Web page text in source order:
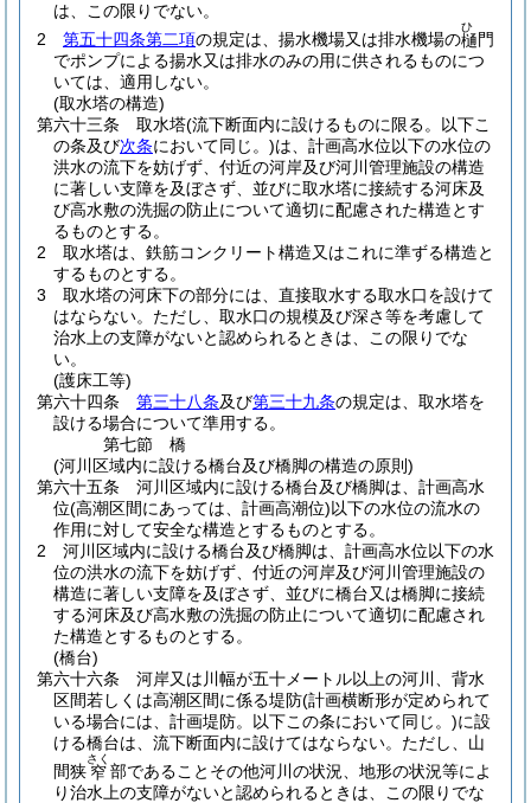
は、この限りでない。
2
第五十四条第二項の規定は、揚水機場又は排水機場の樋
ひ
門
でポンプによる揚水又は排水のみの用に供されるものにつ
いては、適用しない。
(取水塔の構造)
第六十三条
取水塔(流下断面内に設けるものに限る。以下こ
の条及び次条において同じ。)は、計画高水位以下の水位の
洪水の流下を妨げず、付近の河岸及び河川管理施設の構造
に著しい支障を及ぼさず、並びに取水塔に接続する河床及
び高水敷の洗掘の防止について適切に配慮された構造とす
るものとする。
2
取水塔は、鉄筋コンクリート構造又はこれに準ずる構造と
するものとする。
3
取水塔の河床下の部分には、直接取水する取水口を設けて
はならない。 ただし、取水口の規模及び深さ等を考慮して
治水上の支障がないと認められるときは、この限りでな
い。
(護床工等)
第六十四条
第三十八条及び第三十九条の規定は、取水塔を
設ける場合について準用する。
第七節
橋
(河川区域内に設ける橋台及び橋脚の構造の原則)
第六十五条
河川区域内に設ける橋台及び橋脚は、計画高水
位(高潮区間にあっては、計画高潮位)以下の水位の流水の
作用に対して安全な構造とするものとする。
2
河川区域内に設ける橋台及び橋脚は、計画高水位以下の水
位の洪水の流下を妨げず、付近の河岸及び河川管理施設の
構造に著しい支障を及ぼさず、並びに橋台又は橋脚に接続
する河床及び高水敷の洗掘の防止について適切に配慮され
た構造とするものとする。
(橋台)
第六十六条
河岸又は川幅が五十メートル以上の河川、背水
区間若しくは高潮区間に係る堤防(計画横断形が定められて
いる場合には、計画堤防。以下この条において同じ。)に設
ける橋台は、流下断面内に設けてはならない。 ただし、山
間狭 窄
さく
部であることその他河川の状況、地形の状況等によ
り治水上の支障がないと認められるときは、この限りでな